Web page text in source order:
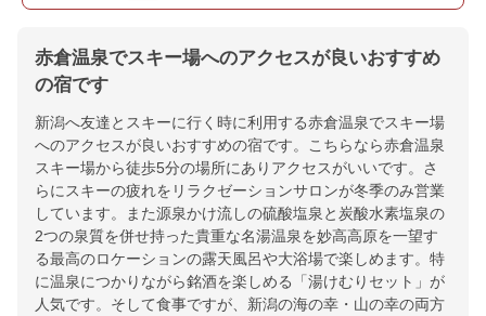
赤倉温泉でスキー場へのアクセスが良いおすすめ
の宿です
新潟へ友達とスキーに行く時に利用する赤倉温泉でスキー場
へのアクセスが良いおすすめの宿です。こちらなら赤倉温泉
スキー場から徒歩5分の場所にありアクセスがいいです。さ
らにスキーの疲れをリラクゼーションサロンが冬季のみ営業
しています。また源泉かけ流しの硫酸塩泉と炭酸水素塩泉の
2つの泉質を併せ持った貴重な名湯温泉を妙高高原を一望す
る最高のロケーションの露天風呂や大浴場で楽しめます。特
に温泉につかりながら銘酒を楽しめる「湯けむりセット」が
人気です。そして食事ですが、新潟の海の幸・山の幸の両方